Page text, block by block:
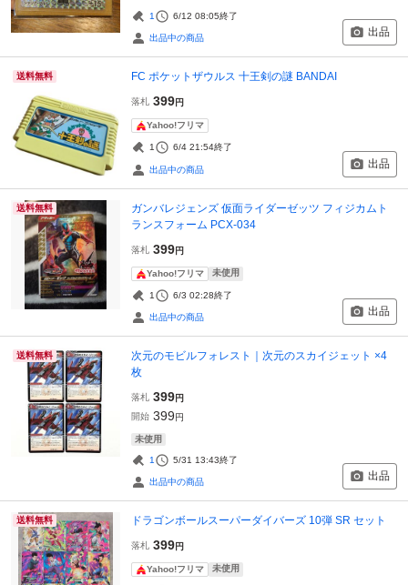
1 6/12 08:05終了
出品中の商品 出品
送料無料 FC ポケットザウルス 十王剣の謎 BANDAI
落札 399円
Yahoo!フリマ
1 6/4 21:54終了
出品中の商品 出品
送料無料
ガンバレジェンズ 仮面ライダーゼッツ フィジカムト
ランスフォーム PCX-034
落札 399円
Yahoo!フリマ 未使用
1 6/3 02:28終了
出品中の商品 出品
送料無料
次元のモビルフォレスト｜次元のスカイジェット ×4
枚
落札 399円
開始 399円
未使用
1 5/31 13:43終了
出品中の商品 出品
送料無料 ドラゴンボールスーパーダイバーズ 10弾 SR セット
落札 399円
Yahoo!フリマ 未使用